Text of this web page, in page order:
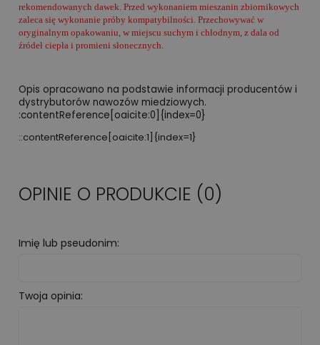
rekomendowanych dawek. Przed wykonaniem mieszanin zbiornikowych
zaleca się wykonanie próby kompatybilności. Przechowywać w
oryginalnym opakowaniu, w miejscu suchym i chłodnym, z dala od
źródeł ciepła i promieni słonecznych.
Opis opracowano na podstawie informacji producentów i
dystrybutorów nawozów miedziowych.
:contentReference[oaicite:0]{index=0}
::contentReference[oaicite:1]{index=1}
OPINIE O PRODUKCIE (0)
Imię lub pseudonim:
Twoja opinia: